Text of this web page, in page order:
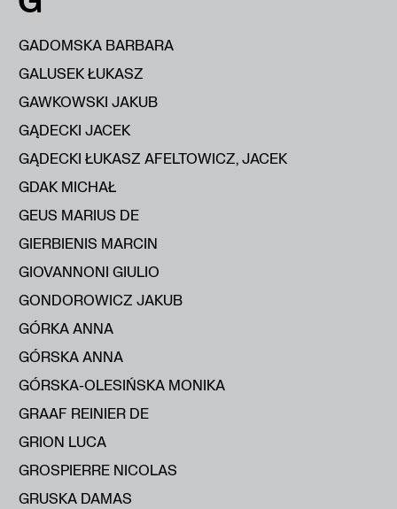
GADOMSKA BARBARA
GALUSEK ŁUKASZ
GAWKOWSKI JAKUB
GĄDECKI JACEK
GĄDECKI ŁUKASZ AFELTOWICZ, JACEK
GDAK MICHAŁ
GEUS MARIUS DE
GIERBIENIS MARCIN
GIOVANNONI GIULIO
GONDOROWICZ JAKUB
GÓRKA ANNA
GÓRSKA ANNA
GÓRSKA-OLESIŃSKA MONIKA
GRAAF REINIER DE
GRION LUCA
GROSPIERRE NICOLAS
GRUSKA DAMAS